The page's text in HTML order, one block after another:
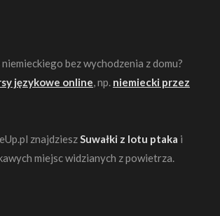
bez wychodzenia z domu?
językowe online, np. niemiecki przez
znajdzieszSuwałki z lotu ptaka i
miejsc widzianych z powietrza.